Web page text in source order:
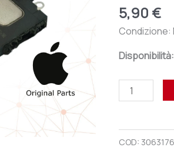
5,90 €
Condizione:
Disponibilità:
quantità
COD: